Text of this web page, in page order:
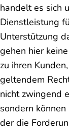
handelt es sich
Dienstleistung
Unterstützung
gehen hier
zu ihren
geltendem
nicht zwingend
sondern
der die